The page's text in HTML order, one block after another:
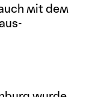
mit dem